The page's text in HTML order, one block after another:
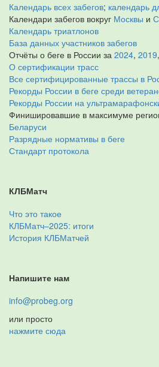
Календарь всех забегов; календарь
Календари забегов вокруг Москвы и
Календарь триатлонов
База данных участников забегов
Отчёты о беге в России за 2024, 2019,
О сертификации трасс
Все сертифицированные трассы в
Рекорды России в беге среди
Рекорды России на
Финишировавшие в максимуме
Беларуси
Разрядные нормативы в беге
Стандарт протокола
КЛБМатч
Что это такое
КЛБМатч–2025: итоги
История КЛБМатчей
Напишите нам
info@probeg.org
или просто
нажмите сюда